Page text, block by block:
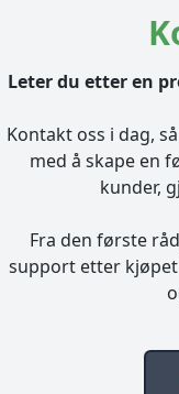
Leter du etter en
Kontakt oss i dag,
med å skape en
kunder,
Fra den første
support etter